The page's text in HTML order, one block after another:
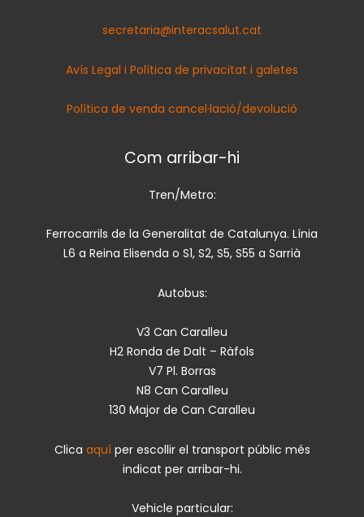
secretaria@interacsalut.cat
Avís Legal i Política de privacitat i galetes
Política de venda cancel·lació/devolució
Com arribar-hi
Tren/Metro:
Ferrocarrils de la Generalitat de Catalunya. Línia
L6 a Reina Elisenda o S1, S2, S5, S55 a Sarrià
Autobus:
V3 Can Caralleu
H2 Ronda de Dalt – Ràfols
V7 Pl. Borras
N8 Can Caralleu
130 Major de Can Caralleu
Clica aquí per escollir el transport públic més
indicat per arribar-hi.
Vehicle particular: